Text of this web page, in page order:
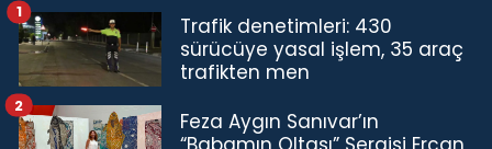
Trafik denetimleri: 430
sürücüye yasal işlem, 35 araç
trafikten men
1
Feza Aygın Sanıvar’ın
2